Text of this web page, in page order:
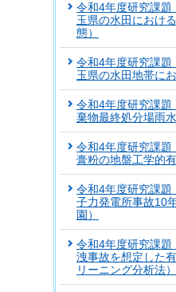
令和4年度研究課
玉県の水田におけ
態）
令和4年度研究課
玉県の水田地帯にお
令和4年度研究課
棄物最終処分場雨水
令和4年度研究課
膏粉の地盤工学的有
令和4年度研究課
子力発電所事故10
園）
令和4年度研究課
洩事故を想定した
リーニング分析法）